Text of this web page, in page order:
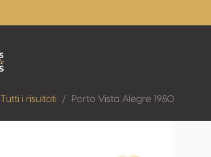
Tutti i risultati Porto Vista Alegre 1980